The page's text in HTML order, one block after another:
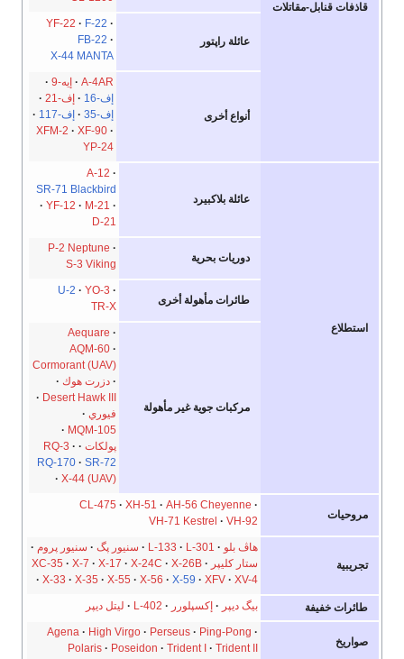
قاذفات قنابل-مقاتلات
عائلة راپتور
YF-22
F-22
FB-22
X-44 MANTA
أنواع أخرى
A-4AR
إيه-9
إف-16
إف-21
إف-35
إف-117
XFM-2
XF-90
YP-24
استطلاع
عائلة بلاكبيرد
A-12
SR-71 Blackbird
YF-12
M-21
D-21
دوريات بحرية
P-2 Neptune
S-3 Viking
طائرات مأهولة أخرى
U-2
YO-3
TR-X
مركبات جوية غير مأهولة
Aequare
AQM-60
Cormorant (UAV)
دزرت هوك
Desert Hawk III
فيوري
MQM-105
پولكات
RQ-3
RQ-170
SR-72
X-44 (UAV)
مروحيات
CL-475 XH-51
AH-56 Cheyenne
VH-71 Kestrel
VH-92
تجريبية
هاڤ بلو L-133 L-301 سنيور پگ
سنيور پروم
ستار كليپر
XC-35 X-7 X-17 X-24C
X-26B
X-33
X-35 X-55 X-56 X-59 XFV XV-4
طائرات خفيفة بيگ ديپر إكسپلورر L-402 ليتل ديپر
صواريخ
Agena High Virgo Perseus
Ping-Pong
Polaris
Poseidon Trident I Trident II